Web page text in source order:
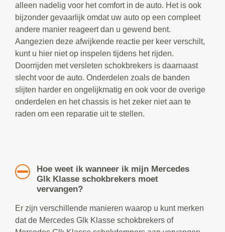
alleen nadelig voor het comfort in de auto. Het is ook
bijzonder gevaarlijk omdat uw auto op een compleet
andere manier reageert dan u gewend bent.
Aangezien deze afwijkende reactie per keer verschilt,
kunt u hier niet op inspelen tijdens het rijden.
Doorrijden met versleten schokbrekers is daarnaast
slecht voor de auto. Onderdelen zoals de banden
slijten harder en ongelijkmatig en ook voor de overige
onderdelen en het chassis is het zeker niet aan te
raden om een reparatie uit te stellen.
Hoe weet ik wanneer ik mijn Mercedes
Glk Klasse schokbrekers moet
vervangen?
Er zijn verschillende manieren waarop u kunt merken
dat de Mercedes Glk Klasse schokbrekers of